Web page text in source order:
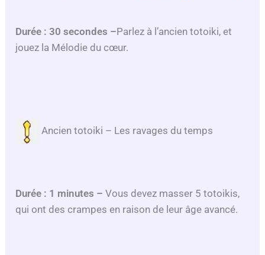
Durée : 30 secondes –Parlez à l’ancien totoiki, et
jouez la Mélodie du cœur.
Ancien totoiki – Les ravages du temps
Durée : 1 minutes –Vous devez masser 5 totoikis,
qui ont des crampes en raison de leur âge avancé.